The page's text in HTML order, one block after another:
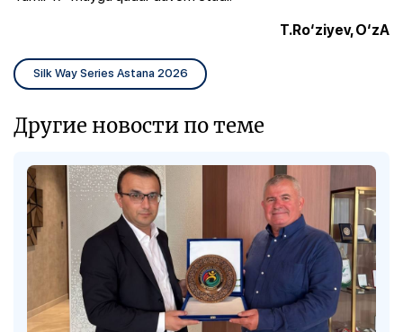
T.Ro‘ziyev, O‘zA
Silk Way Series Astana 2026
Другие новости по теме